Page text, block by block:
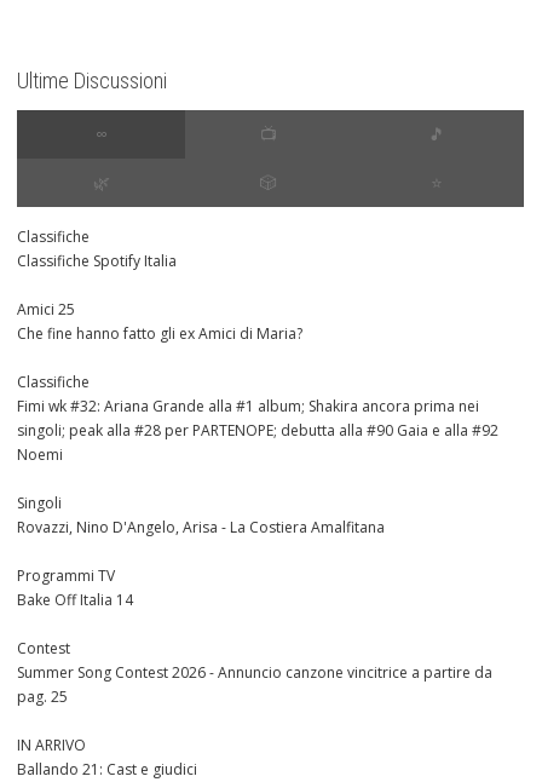
Ultime Discussioni
∞ 📺 🎵
🌿 🎲 ⭐️
Classifiche
Classifiche Spotify Italia
Amici 25
Che fine hanno fatto gli ex Amici di Maria?
Classifiche
Fimi wk #32: Ariana Grande alla #1 album; Shakira ancora prima nei
singoli; peak alla #28 per PARTENOPE; debutta alla #90 Gaia e alla #92
Noemi
Singoli
Rovazzi, Nino D'Angelo, Arisa - La Costiera Amalfitana
Programmi TV
Bake Off Italia 14
Contest
Summer Song Contest 2026 - Annuncio canzone vincitrice a partire da
pag. 25
IN ARRIVO
Ballando 21: Cast e giudici